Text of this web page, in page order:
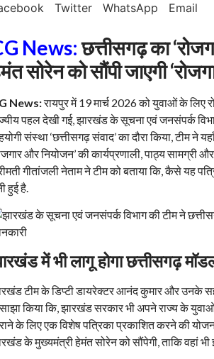
Twitter WhatsApp Email
News:छत्तीसगढ़ का
सोरेन को सौंपी जाएगी
News:रायपुर में 19 मार्च 2026 को युवाओं के लिए
पहल देखी गई, झारखंड के सूचना एवं जनसंपर्क
संस्था ‘छत्तीसगढ़ संवाद’ का दौरा किया, टीम ने
और नियोजन’ की कार्यप्रणाली, पाठ्य
गीतांजली नेताम ने टीम को बताया कि, कैसे यह
हुई है.
में भी लागू होगा छत्तीसगढ़
टीम के डिप्टी डायरेक्टर आनंद कुमार और उनके
किया कि, झारखंड सरकार भी अपने राज्य के
के लिए एक विशेष पत्रिका प्रकाशित करने की
के मुख्यमंत्री हेमंत सोरेन को सौंपेगी, ताकि वहां